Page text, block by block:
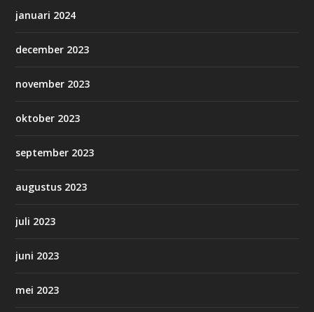
januari 2024
december 2023
november 2023
oktober 2023
september 2023
augustus 2023
juli 2023
juni 2023
mei 2023